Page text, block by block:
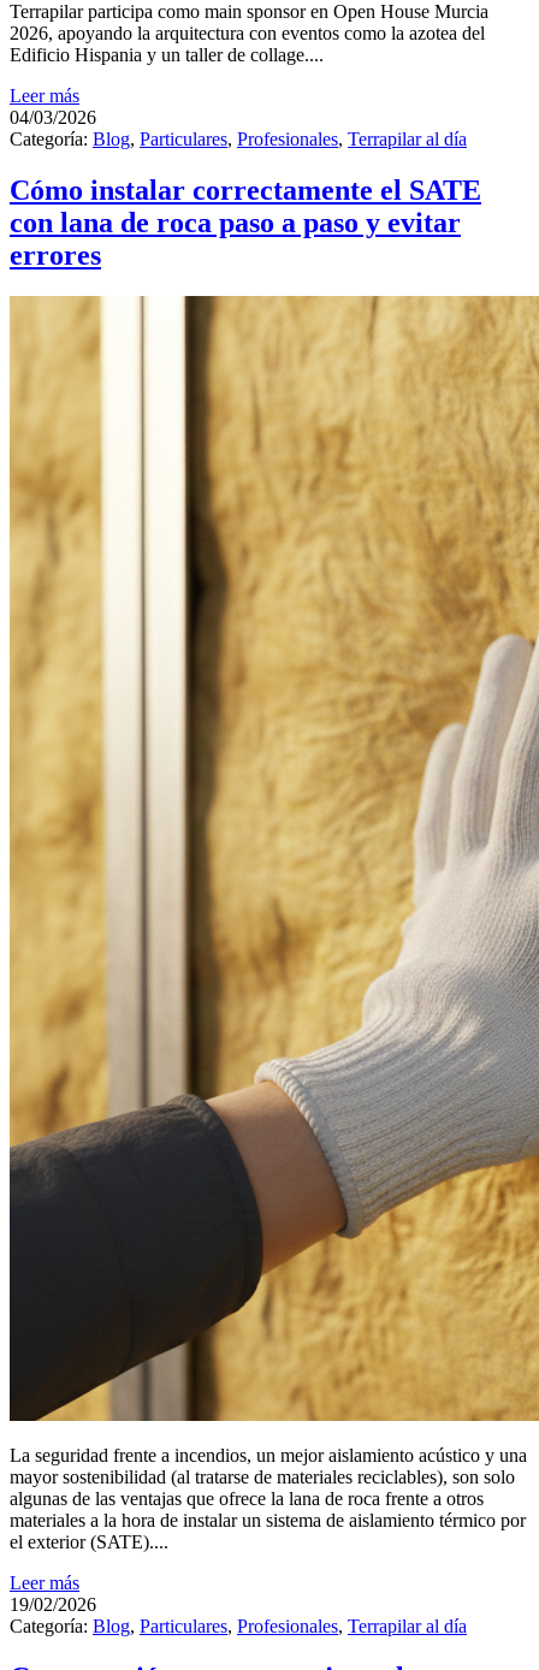
Terrapilar participa como main sponsor en Open House Murcia
2026, apoyando la arquitectura con eventos como la azotea del
Edificio Hispania y un taller de collage....
Leer más
04/03/2026
Categoría: Blog, Particulares, Profesionales, Terrapilar al día
Cómo instalar correctamente el SATE
con lana de roca paso a paso y evitar
errores
La seguridad frente a incendios, un mejor aislamiento acústico y una
mayor sostenibilidad (al tratarse de materiales reciclables), son solo
algunas de las ventajas que ofrece la lana de roca frente a otros
materiales a la hora de instalar un sistema de aislamiento térmico por
el exterior (SATE)....
Leer más
19/02/2026
Categoría: Blog, Particulares, Profesionales, Terrapilar al día